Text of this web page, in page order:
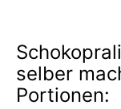
selber
Portionen: